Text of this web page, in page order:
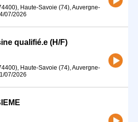
Haute-Savoie (74), Auvergne-
07/2026
qualifié.e (H/F)
Haute-Savoie (74), Auvergne-
07/2026